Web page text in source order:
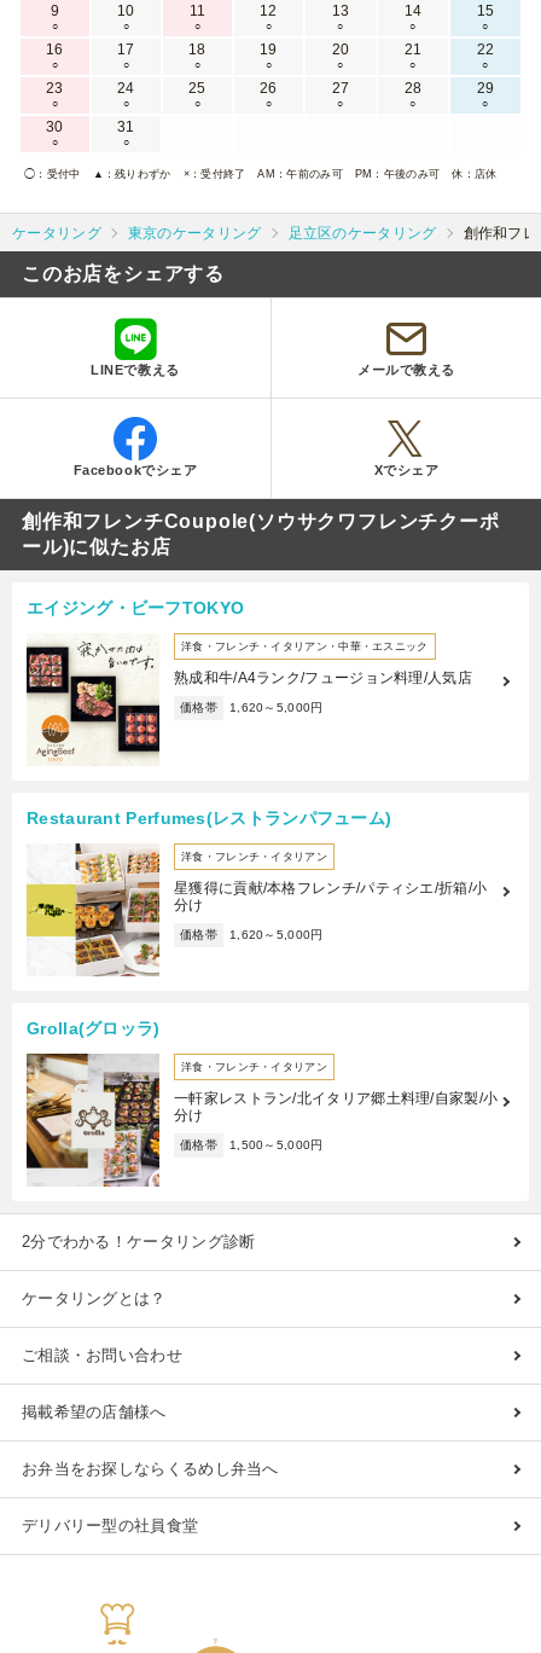
9
○
10
○
11
○
12
○
13
○
14
○
15
○
16
○
17
○
18
○
19
○
20
○
21
○
22
○
23
○
24
○
25
○
26
○
27
○
28
○
29
○
30
○
31
○
◯ ：受付中 ▲ ：残りわずか ×：受付終了 AM ：午前のみ可 PM ：午後のみ可 休 ：店休
ケータリング 東京のケータリング 足立区のケータリング 創作和フ
このお店をシェアする
LINEで教える メールで教える
Facebookでシェア Xでシェア
創作和フレンチCoupole(ソウサクワフレンチクーポ
ール)に似たお店
エイジング・ビーフTOKYO
洋食・フレンチ・イタリアン・中華・エスニック
熟成和牛/A4ランク/フュージョン料理/人気店
価格帯 1,620～5,000円
Restaurant Perfumes(レストランパフューム)
洋食・フレンチ・イタリアン
星獲得に貢献/本格フレンチ/パティシエ/折箱/小
分け
価格帯 1,620～5,000円
Grolla(グロッラ)
洋食・フレンチ・イタリアン
一軒家レストラン/北イタリア郷土料理/自家製/小
分け
価格帯 1,500～5,000円
2分でわかる！ケータリング診断
ケータリングとは？
ご相談・お問い合わせ
掲載希望の店舗様へ
お弁当をお探しならくるめし弁当へ
デリバリー型の社員食堂